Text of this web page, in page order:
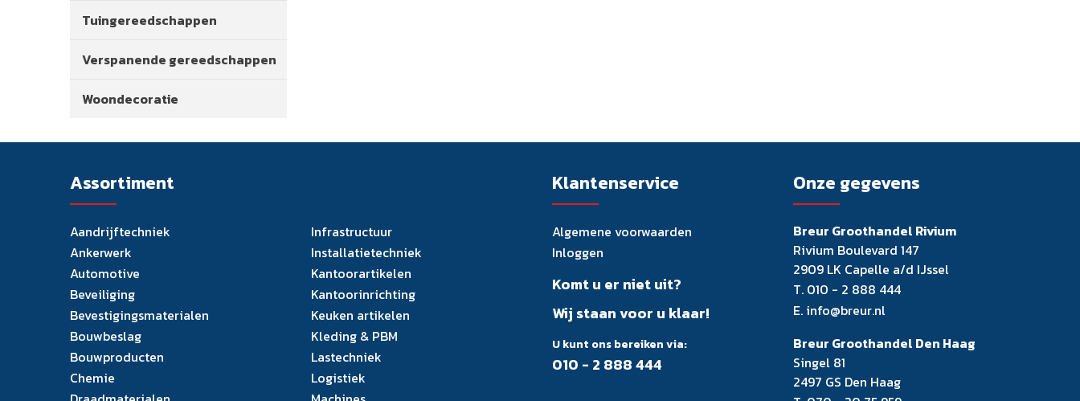
Tuingereedschappen
Verspanende gereedschappen
Woondecoratie
Assortiment
Aandrijftechniek
Ankerwerk
Automotive
Beveiliging
Bevestigingsmaterialen
Bouwbeslag
Bouwproducten
Chemie
Infrastructuur
Installatietechniek
Kantoorartikelen
Kantoorinrichting
Keuken artikelen
Kleding & PBM
Lastechniek
Logistiek
Klantenservice
Algemene voorwaarden
Inloggen
Komt u er niet uit?
Wij staan voor u klaar!
U kunt ons bereiken via:
010 - 2 888 444
Onze gegevens
Breur Groothandel Rivium
Rivium Boulevard 147
2909 LK Capelle a/d IJssel
T. 010 - 2 888 444
E. info@breur.nl
Breur Groothandel Den Haag
Singel 81
2497 GS Den Haag